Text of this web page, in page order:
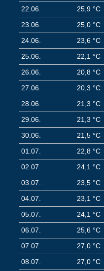
22.06.
25,9 °C
23.06.
25,0 °C
24.06.
23,6 °C
25.06.
22,1 °C
26.06.
20,8 °C
27.06.
20,3 °C
28.06.
21,3 °C
29.06.
21,3 °C
30.06.
21,5 °C
01.07.
22,8 °C
02.07.
24,1 °C
03.07.
23,5 °C
04.07.
23,1 °C
05.07.
24,1 °C
06.07.
25,6 °C
07.07.
27,0 °C
08.07.
27,0 °C